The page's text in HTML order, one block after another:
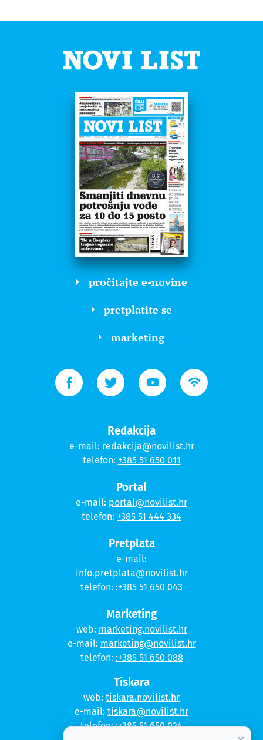
pročitajte e-novine
pretplatite se
marketing
Redakcija
e-mail: redakcija@novilist.hr
telefon: +385 51 650 011
Portal
e-mail: portal@novilist.hr
telefon: +385 51 444 334
Pretplata
e-mail:
info.pretplata@novilist.hr
telefon: :+385 51 650 043
Marketing
web: marketing.novilist.hr
e-mail: marketing@novilist.hr
telefon: :+385 51 650 088
Tiskara
web: tiskara.novilist.hr
e-mail: tiskara@novilist.hr
telefon::+385 51 650 024